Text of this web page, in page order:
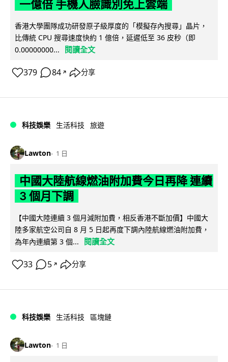
一億倍 手機人臉識別免上雲端
香港大學團隊成功研發原子級厚度的「模擬存內搜尋」晶片，
比傳統 CPU 搜尋速度快約 1 億倍，延遲低至 36 皮秒（即
0.00000000...
閱讀全文
379 84 ↗ 分享
科技娛樂 生活科技 旅遊
Lawton 1 日
中國大陸航線燃油附加費今日再降 連續
3 個月下調
【中國大陸連續 3 個月減附加費，相反香港不斷加價】中國大
陸多家航空公司自 8 月 5 日起再度下調內陸航線燃油附加費，
為年內連續第 3 個...
閱讀全文
33 5 ↗ 分享
科技娛樂 生活科技 區塊鏈
Lawton 1 日